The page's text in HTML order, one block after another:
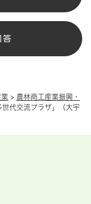
業 > 農林商工産業振興・
世代交流プラザ」（大宇
答